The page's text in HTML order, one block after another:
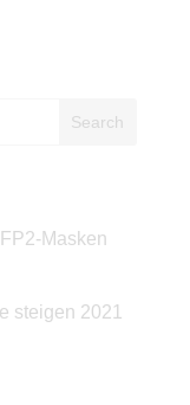
Masken
steigen 2021